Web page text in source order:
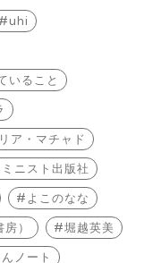
uhi
いること
ア・マチャド
ニスト出版社
よこのなな
）
堀越英美
ノート